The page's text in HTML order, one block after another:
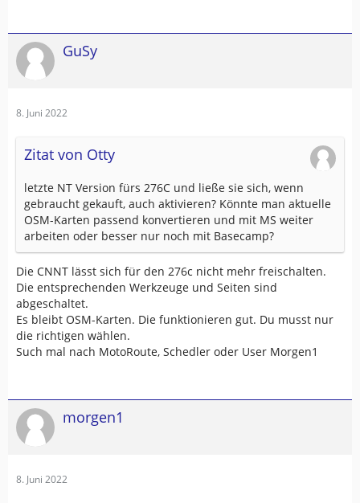
GuSy
8. Juni 2022
Zitat von Otty
letzte NT Version fürs 276C und ließe sie sich, wenn
gebraucht gekauft, auch aktivieren? Könnte man aktuelle
OSM-Karten passend konvertieren und mit MS weiter
arbeiten oder besser nur noch mit Basecamp?
Die CNNT lässt sich für den 276c nicht mehr freischalten.
Die entsprechenden Werkzeuge und Seiten sind
abgeschaltet.
Es bleibt OSM-Karten. Die funktionieren gut. Du musst nur
die richtigen wählen.
Such mal nach MotoRoute, Schedler oder User Morgen1
morgen1
8. Juni 2022